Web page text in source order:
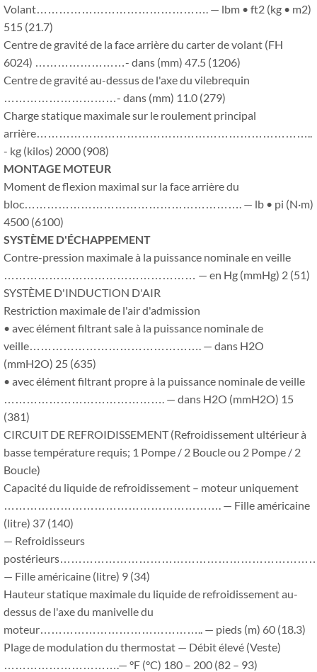
Volant………………………………………. — lbm • ft2 (kg • m2)
515 (21.7)
Centre de gravité de la face arrière du carter de volant (FH
6024) ……………………- dans (mm) 47.5 (1206)
Centre de gravité au-dessus de l'axe du vilebrequin
…………………………- dans (mm) 11.0 (279)
Charge statique maximale sur le roulement principal
arrière………………………………………………………………..
- kg (kilos) 2000 (908)
MONTAGE MOTEUR
Moment de flexion maximal sur la face arrière du
bloc…………………………………………………. — lb • pi (N·m)
4500 (6100)
SYSTÈME D'ÉCHAPPEMENT
Contre-pression maximale à la puissance nominale en veille
…………………………………………… — en Hg (mmHg) 2 (51)
SYSTÈME D'INDUCTION D'AIR
Restriction maximale de l'air d'admission
• avec élément filtrant sale à la puissance nominale de
veille………………………………………. — dans H2O
(mmH2O) 25 (635)
• avec élément filtrant propre à la puissance nominale de veille
……………………………………. — dans H2O (mmH2O) 15
(381)
CIRCUIT DE REFROIDISSEMENT (Refroidissement ultérieur à
basse température requis; 1 Pompe / 2 Boucle ou 2 Pompe / 2
Boucle)
Capacité du liquide de refroidissement – ​​moteur uniquement
…………………………………………………. — Fille américaine
(litre) 37 (140)
— Refroidisseurs
— Fille américaine (litre) 9 (34)
Hauteur statique maximale du liquide de refroidissement au-
dessus de l'axe du manivelle du
moteur…………………………………….. — pieds (m) 60 (18.3)
Plage de modulation du thermostat — Débit élevé (Veste)
………………………….— °F (°C) 180 – 200 (82 – 93)